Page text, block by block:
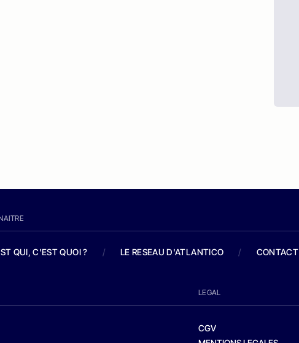
QUI, C'EST QUOI ? / LE RESEAU D'ATLANTICO / CONTACT
LEGAL
CGV